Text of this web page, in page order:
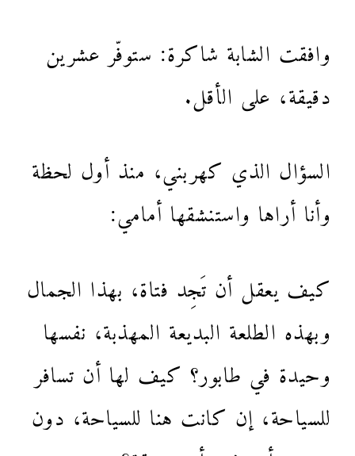
وافقت الشابة شاكرة: ستوفّر عشرين
دقيقة، على الأقل.
السؤال الذي كهربني، منذ أول لحظة
وأنا أراها واستنشقها أمامي:
كيف يعقل أن تَجِد فتاة، بهذا الجمال
وبهذه الطلعة البديعة المهذبة، نفسها
وحيدة في طابور؟ كيف لها أن تسافر
للسياحة، إن كانت هنا للسياحة، دون